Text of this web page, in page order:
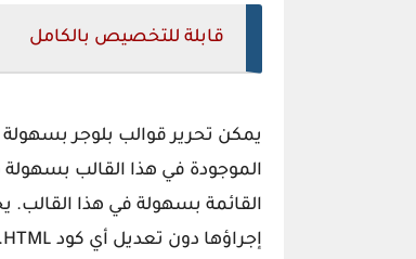
قابلة للتخصيص بالكامل
يمكن تحرير قوالب بلوجر
الموجودة في هذا القالب
القائمة بسهولة في هذا القالب.
إجراؤها دون تعديل أي كود HTML.